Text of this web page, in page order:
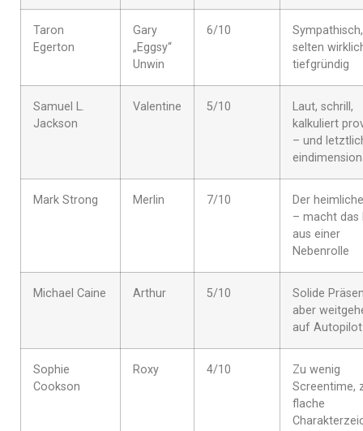
Taron
Egerton
Gary
„Eggsy“
Unwin
6/10
selten
tiefgründig
Samuel L.
Jackson
Valentine 5/10
Laut, schrill,
kalkuliert
– und
Mark Strong Merlin 7/10
Der
– macht das
aus einer
Nebenrolle
Michael Caine Arthur 5/10
Solide
aber
auf Autopilot
Sophie
Cookson
Roxy 4/10
Zu wenig
Screentime,
flache